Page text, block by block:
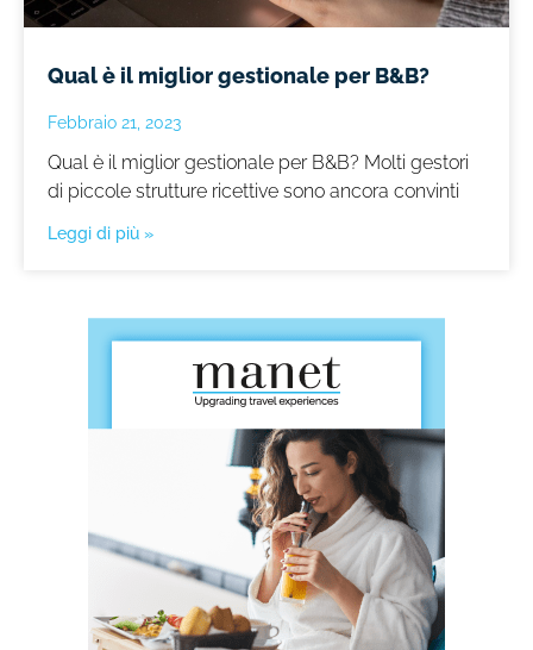
Qual è il miglior gestionale per B&B?
Febbraio 21, 2023
Qual è il miglior gestionale per B&B? Molti gestori
di piccole strutture ricettive sono ancora convinti
Leggi di più »